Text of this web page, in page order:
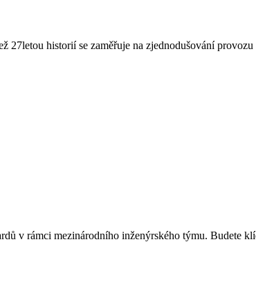
27letou historií se zaměřuje na zjednodušování
v rámci mezinárodního inženýrského týmu. Budete